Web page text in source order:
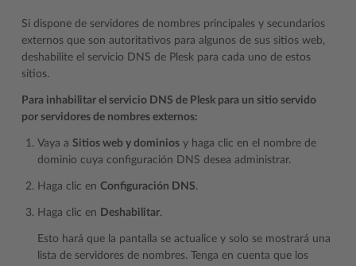
Si dispone de servidores de nombres principales y secundarios
externos que son autoritativos para algunos de sus sitios web,
deshabilite el servicio DNS de Plesk para cada uno de estos
sitios.
Para inhabilitar el servicio DNS de Plesk para un sitio servido
por servidores de nombres externos:
Vaya a Sitios web y dominios y haga clic en el nombre de
dominio cuya configuración DNS desea administrar.
Haga clic en Configuración DNS.
Haga clic en Deshabilitar.
Esto hará que la pantalla se actualice y solo se mostrará una
lista de servidores de nombres. Tenga en cuenta que los